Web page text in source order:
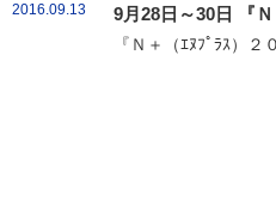
2016.09.13 9月28日～30日 『
『Ｎ＋（ｴﾇﾌﾟﾗｽ）